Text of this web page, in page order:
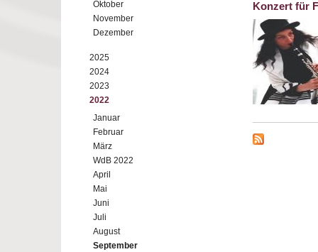
Oktober
November
Dezember
2025
2024
2023
2022
Januar
Februar
März
WdB 2022
April
Mai
Juni
Juli
August
September
Konzert für